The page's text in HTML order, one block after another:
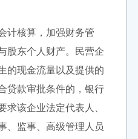
核算，加强财务管
股东个人财产。民营企
的现金流量以及提供的
贷款审批条件的，银行
求该企业法定代表人、
、监事、高级管理人员